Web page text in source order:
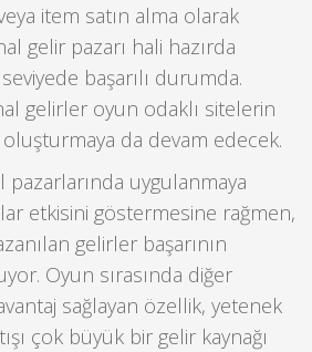
item satın alma olarak
gelir pazarı hali hazırda
seviyede başarılı durumda.
gelirler oyun odaklı sitelerin
oluşturmaya da devam edecek.
pazarlarında uygulanmaya
etkisini göstermesine rağmen,
gelirler başarının
Oyun sırasında diğer
sağlayan özellik, yetenek
çok büyük bir gelir kaynağı